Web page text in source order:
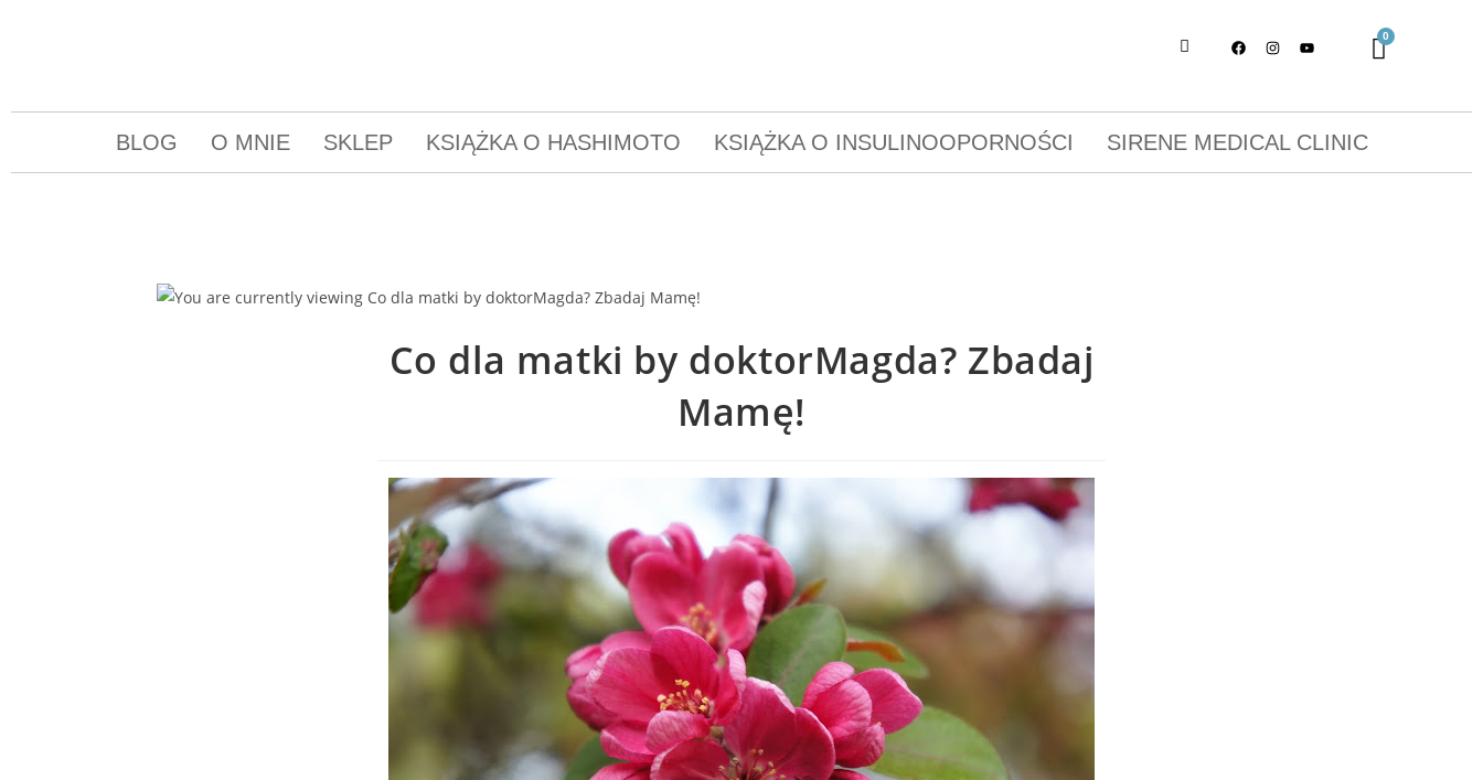
BLOG O MNIE SKLEP KSIĄŻKA O HASHIMOTO KSIĄŻKA O INSULINOOPORNOŚCI SIRENE MEDICAL CLINIC
Co dla matki by doktorMagda? Zbadaj
Mamę!